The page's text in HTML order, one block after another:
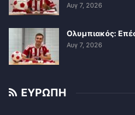
Αυγ 7, 2026
Ολυμπιακός:
Αυγ 7, 2026
ΕΥΡΩΠΗ